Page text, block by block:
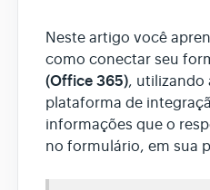
Neste artigo você
como conectar seu
(Office 365), utilizando
plataforma de
informações que o
no formulário, em sua